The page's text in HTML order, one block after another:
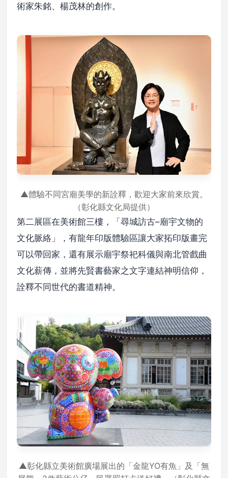
術家朱銘、楊茂林的創作。
▲體驗不同宮廟美學的新詮釋，歡迎大家前來欣賞。
（彰化縣文化局提供）
第二展區在美術館三樓，「尋城訪古–廟宇文物的
文化脈絡」，有龍年印版體驗區讓大家拓印版畫完
可以帶回家，還有展示廟宇祭祀科儀與南北管戲曲
文化薪傳，並將先賢書藝家之文字連結神明信仰，
詮釋不同世代的書道精神。
▲彰化縣立美術館廣場展出的「金龍YO有魚」及「無